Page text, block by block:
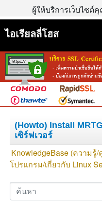
ผู้ให้บริการเว็บไซต์
ไอเรียลลี่โฮส
(Howto) Install
เซิร์ฟเวอร์
KnowledgeBase (ความรู้
โปรแกรม/เกี่ยวกับ Linux